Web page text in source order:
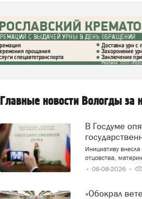
Главные новости Вологды за
В Госдуме опять предложили заменить ЕГЭ
Инициативу
отцовства,
06-08-2026
«Обокрал